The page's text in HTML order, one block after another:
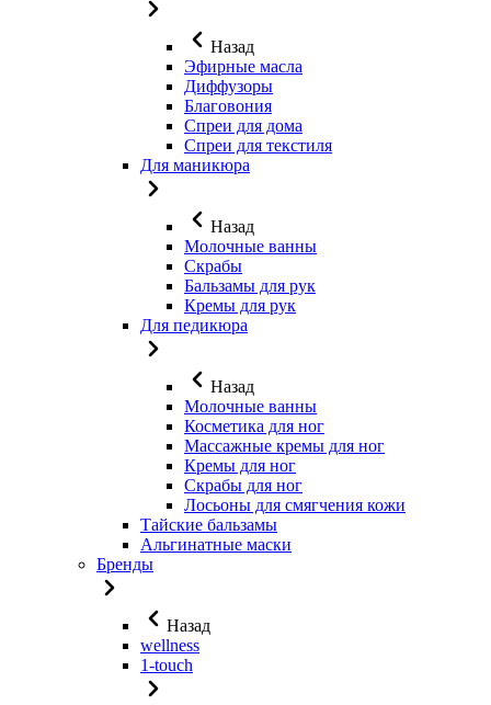
Назад
Эфирные масла
Диффузоры
Благовония
Спреи для дома
Спреи для текстиля
Для маникюра
Назад
Молочные ванны
Скрабы
Бальзамы для рук
Кремы для рук
Для педикюра
Назад
Молочные ванны
Косметика для ног
Массажные кремы для ног
Кремы для ног
Скрабы для ног
Лосьоны для смягчения кожи
Тайские бальзамы
Альгинатные маски
Бренды
Назад
wellness
1-touch